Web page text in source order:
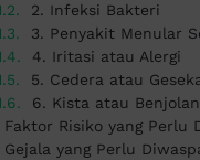
2. Infeksi Bakteri
3. Penyakit Menular
4. Iritasi atau Alergi
5. Cedera atau
6. Kista atau Benjolan
Faktor Risiko yang Perlu
Gejala yang Perlu